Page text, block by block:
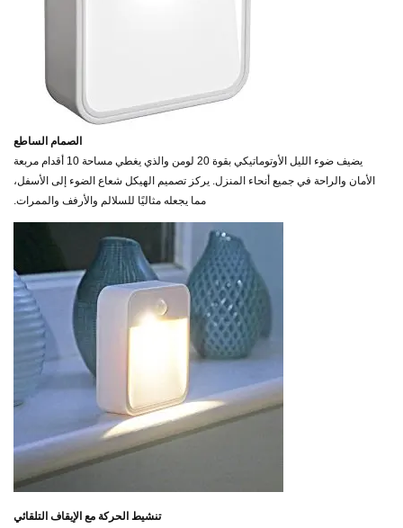
الصمام الساطع
يضيف ضوء الليل الأوتوماتيكي بقوة 20 لومن والذي يغطي مساحة 10 أقدام مربعة
الأمان والراحة في جميع أنحاء المنزل. يركز تصميم الهيكل شعاع الضوء إلى الأسفل،
مما يجعله مثاليًا للسلالم والأرفف والممرات.
تنشيط الحركة مع الإيقاف التلقائي